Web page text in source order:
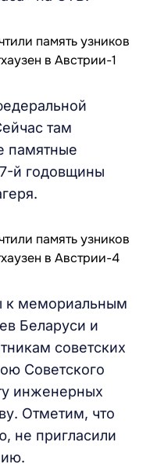
там
памятные
й годовщины
к мемориальным
Беларуси и
советских
Советского
инженерных
Отметим, что
не пригласили